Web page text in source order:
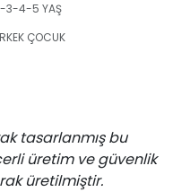
3-4-5 YAŞ
ÇOCUK
tasarlanmış bu
üretim ve güvenlik
üretilmiştir.